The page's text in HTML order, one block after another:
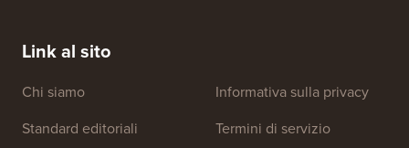
Link al sito
Chi siamo
Standard editoriali
Informativa sulla privacy
Termini di servizio